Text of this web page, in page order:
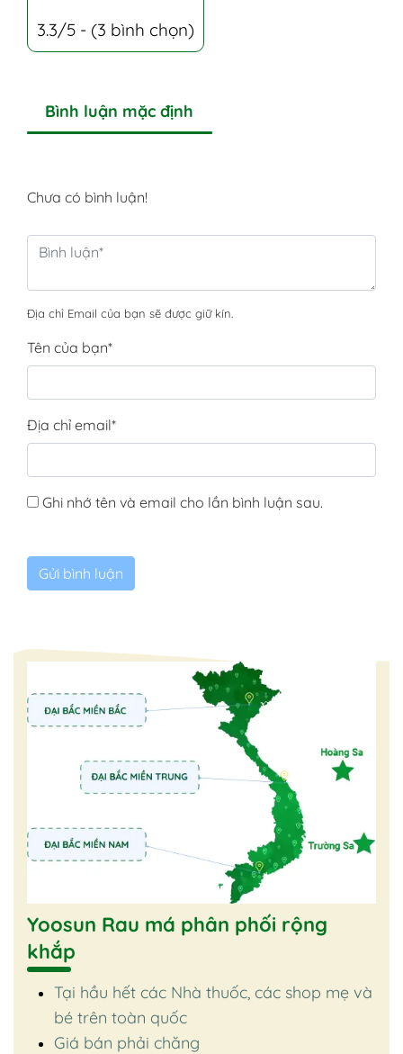
3.3/5 - (3 bình chọn)
Bình luận mặc định
Chưa có bình luận!
Địa chỉ Email của bạn sẽ được giữ kín.
Tên của bạn*
Địa chỉ email*
Ghi nhớ tên và email cho lần bình luận sau.
Yoosun Rau má phân phối rộng
khắp
Tại hầu hết các Nhà thuốc, các shop mẹ và
bé trên toàn quốc
Giá bán phải chăng